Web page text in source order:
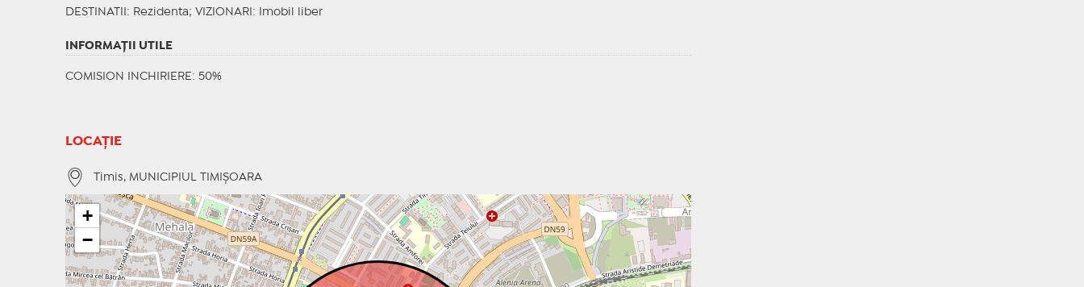
DESTINATII : Rezidenta; VIZIONARI : Imobil liber
INFORMAŢII UTILE
COMISION INCHIRIERE: 50%
LOCAȚIE
Timis, MUNICIPIUL TIMIŞOARA
+
−